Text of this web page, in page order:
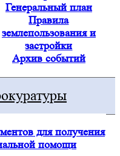
Генеральный план
Правила
землепользования и
застройки
Архив событий
для получения
помощи